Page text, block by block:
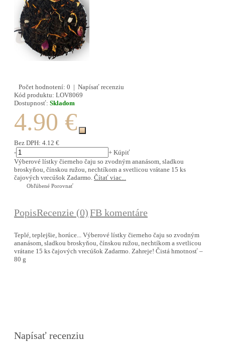
Počet hodnotení: 0 | Napísať recenziu
Kód produktu: LOV8069
Dostupnosť: Skladom
4.90 €
Bez DPH: 4.12 €
-
+ Kúpiť
Výberové lístky čierneho čaju so zvodným ananásom, sladkou
broskyňou, čínskou ružou, nechtíkom a svetlicou vrátane 15 ks
čajových vrecúšok Zadarmo. Čítať viac...
Obľúbené Porovnať
PopisRecenzie (0)FB komentáre
Teplé, teplejšie, horúce... Výberové lístky čierneho čaju so zvodným
ananásom, sladkou broskyňou, čínskou ružou, nechtíkom a svetlicou
vrátane 15 ks čajových vrecúšok Zadarmo. Zahreje! Čistá hmotnosť –
80 g
Napísať recenziu